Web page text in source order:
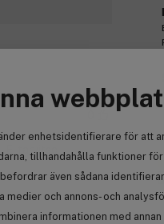
enhetsidentifierare för att
tillhandahålla funktioner
även sådana
medier och annons- och
informationen med
tarvitse